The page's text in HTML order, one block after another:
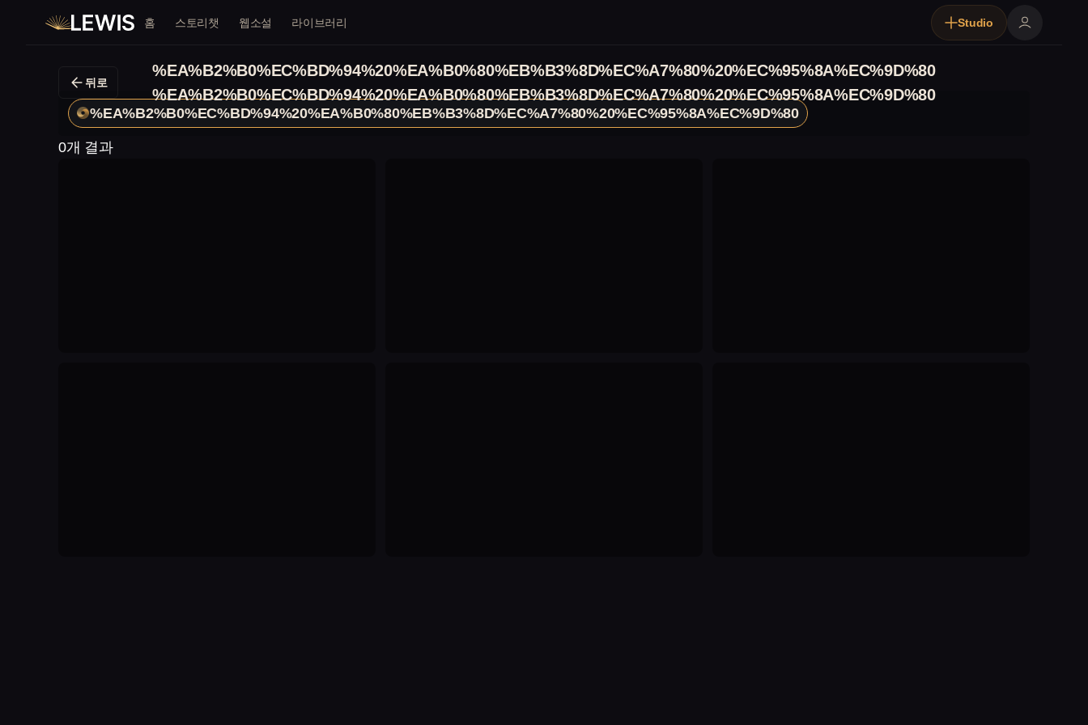
홈 스토리챗 웹소설 라이브러리 Studio
뒤로
%EA%B2%B0%EC%BD%94%20%EA%B0%80%EB%B3%8D%EC%A7%80%20%EC%95%8A%EC%9D%80
%EA%B2%B0%EC%BD%94%20%EA%B0%80%EB%B3%8D%EC%A7%80%20%EC%95%8A%EC%9D%80
%EA%B2%B0%EC%BD%94%20%EA%B0%80%EB%B3%8D%EC%A7%80%20%EC%95%8A%EC%9D%80
0개 결과